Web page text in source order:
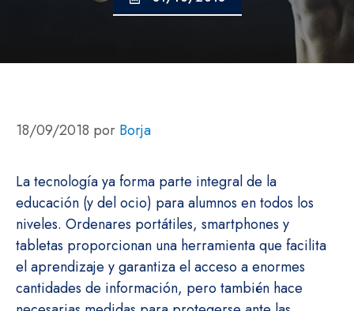
18/09/2018 por Borja
La tecnología ya forma parte integral de la
educación (y del ocio) para alumnos en todos los
niveles. Ordenares portátiles, smartphones y
tabletas proporcionan una herramienta que facilita
el aprendizaje y garantiza el acceso a enormes
cantidades de información, pero también hace